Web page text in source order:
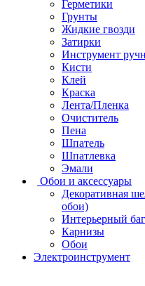
Герметики
Грунты
Жидкие гвозди
Затирки
Инструмент
Кисти
Клей
Краска
Лента/Пленка
Очиститель
Пена
Шпатель
Шпатлевка
Эмали
Обои и аксессуары
Декоративная
обои)
Интерьерный
Карнизы
Обои
Электроинструмент